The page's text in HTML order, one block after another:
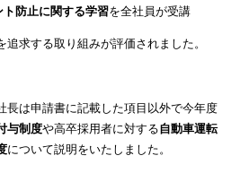
防止に関する学習を全社員が受講
求する取り組みが評価されました。
長は申請書に記載した項目以外で今年度
与制度や高卒採用者に対する自動車運転
について説明をいたしました。